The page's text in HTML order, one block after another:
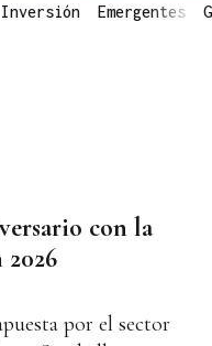
Inversión Emergentes
con la
por el sector